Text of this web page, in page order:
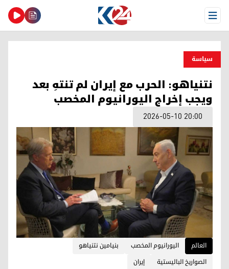
Open Menu
سیاسة
نتنياهو: الحرب مع إيران لم تنتهِ بعد
ويجب إخراج اليورانيوم المخصب
2026-05-10 20:00
العالم اليورانيوم المخصب
بنيامين نتنياهو
الصواريخ الباليستية
إيران